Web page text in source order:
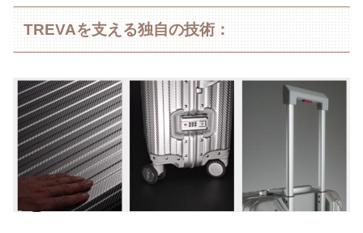
TREVAを支える独自の技術：